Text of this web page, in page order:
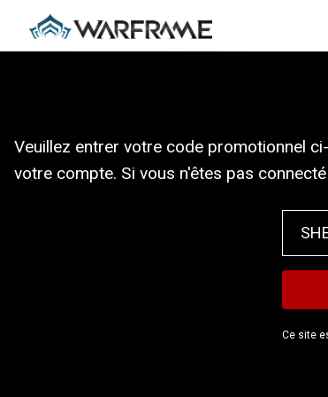
Veuillez entrer votre code promotionnel
votre compte. Si vous n'êtes pas
Ce site